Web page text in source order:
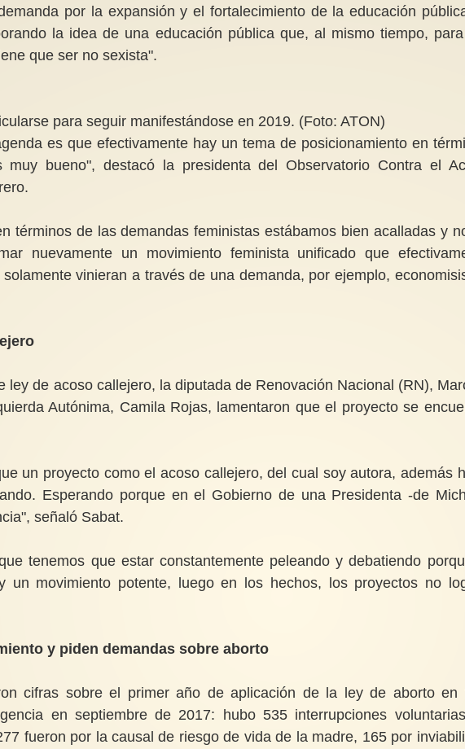
por la expansión y el fortalecimiento de la educación
la idea de una educación pública que, al mismo tiempo,
que ser no sexista".
para seguir manifestándose en 2019. (Foto: ATON)
es que efectivamente hay un tema de posicionamiento en
bueno", destacó la presidenta del Observatorio Contra el
términos de las demandas feministas estábamos bien acalladas y
nuevamente un movimiento feminista unificado que
vinieran a través de una demanda, por ejemplo,
ley de acoso callejero, la diputada de Renovación Nacional (RN),
Autónima, Camila Rojas, lamentaron que el proyecto se
un proyecto como el acoso callejero, del cual soy autora, además
Esperando porque en el Gobierno de una Presidenta -de
señaló Sabat.
tenemos que estar constantemente peleando y debatiendo
un movimiento potente, luego en los hechos, los proyectos no
y piden demandas sobre aborto
cifras sobre el primer año de aplicación de la ley de aborto en
en septiembre de 2017: hubo 535 interrupciones
fueron por la causal de riesgo de vida de la madre, 165 por